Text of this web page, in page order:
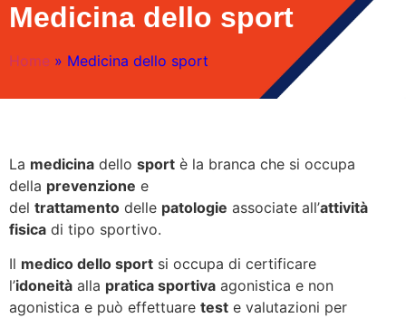
Medicina dello sport
Home » Medicina dello sport
La medicina dello sport è la branca che si occupa
della prevenzione e
del trattamento delle patologie associate all’attività
fisica di tipo sportivo.
Il medico dello sport si occupa di certificare
l’idoneità alla pratica sportiva agonistica e non
agonistica e può effettuare test e valutazioni per